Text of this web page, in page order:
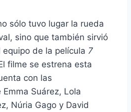
sólo tuvo lugar la rueda
sino que también sirvió
de la película 7
filme se estrena esta
con las
Suárez, Lola
Núria Gago y David